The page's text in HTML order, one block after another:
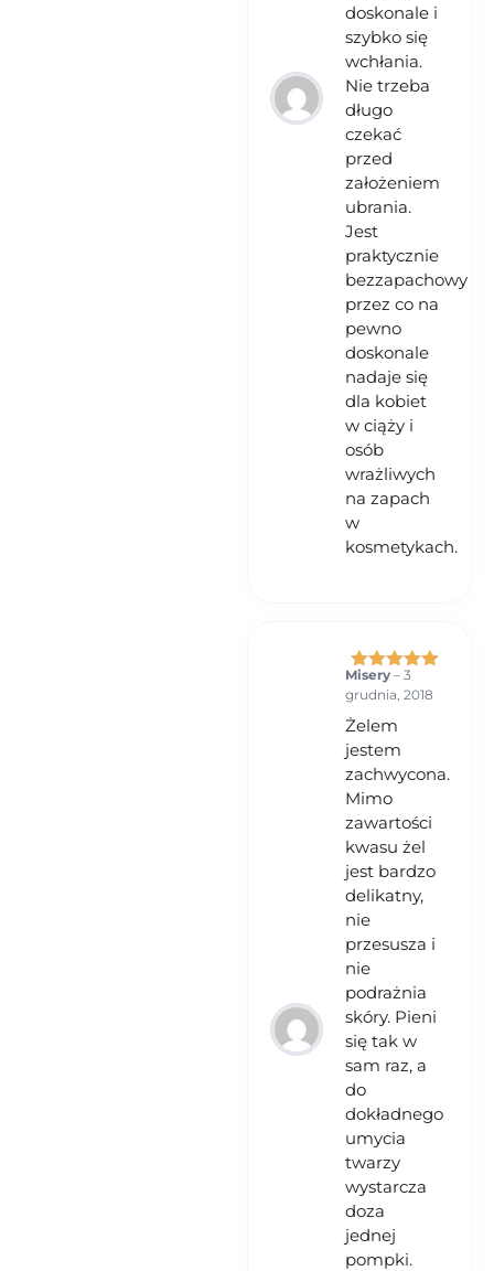
doskonale i
szybko się
wchłania.
Nie trzeba
długo
czekać
przed
założeniem
ubrania.
Jest
praktycznie
bezzapachowy
przez co na
pewno
doskonale
nadaje się
dla kobiet
w ciąży i
osób
wrażliwych
na zapach
w
kosmetykach.
Oceniono
na 5
Misery – 3
grudnia, 2018
Żelem
jestem
zachwycona.
Mimo
zawartości
kwasu żel
jest bardzo
delikatny,
nie
przesusza i
nie
podrażnia
skóry. Pieni
się tak w
sam raz, a
do
dokładnego
umycia
twarzy
wystarcza
doza
jednej
pompki.